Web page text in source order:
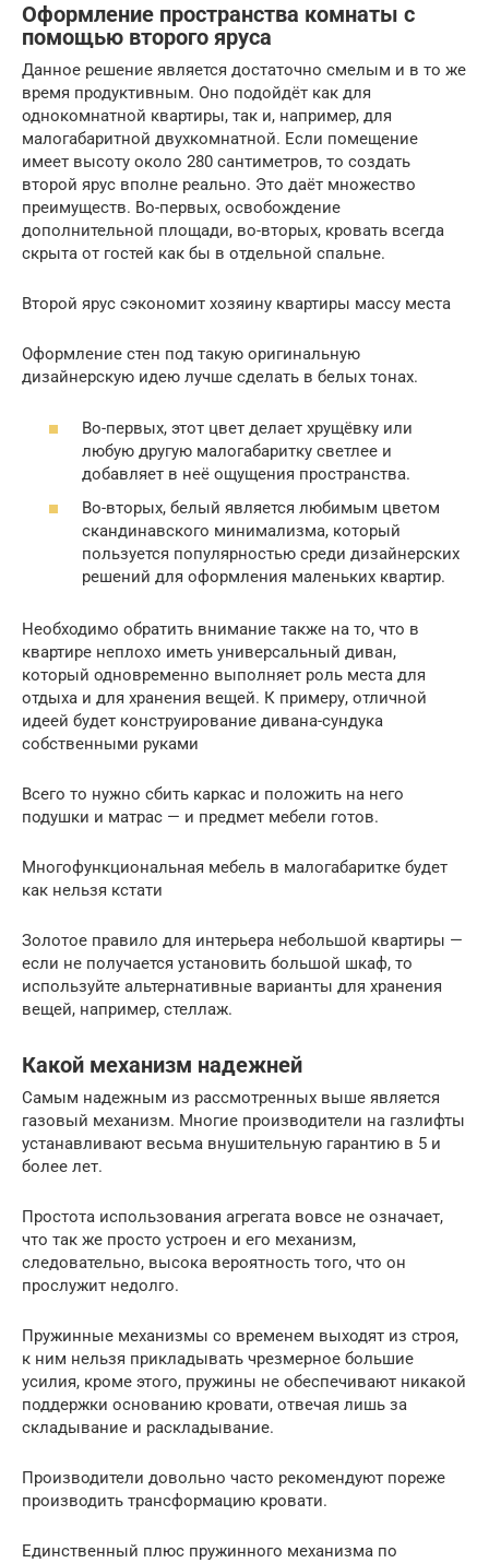
Оформление пространства комнаты с
помощью второго яруса
Данное решение является достаточно смелым и в то же
время продуктивным. Оно подойдёт как для
однокомнатной квартиры, так и, например, для
малогабаритной двухкомнатной. Если помещение
имеет высоту около 280 сантиметров, то создать
второй ярус вполне реально. Это даёт множество
преимуществ. Во-первых, освобождение
дополнительной площади, во-вторых, кровать всегда
скрыта от гостей как бы в отдельной спальне.
Второй ярус сэкономит хозяину квартиры массу места
Оформление стен под такую оригинальную
дизайнерскую идею лучше сделать в белых тонах.
Во-первых, этот цвет делает хрущёвку или
любую другую малогабаритку светлее и
добавляет в неё ощущения пространства.
Во-вторых, белый является любимым цветом
скандинавского минимализма, который
пользуется популярностью среди дизайнерских
решений для оформления маленьких квартир.
Необходимо обратить внимание также на то, что в
квартире неплохо иметь универсальный диван,
который одновременно выполняет роль места для
отдыха и для хранения вещей. К примеру, отличной
идеей будет конструирование дивана-сундука
собственными руками
Всего то нужно сбить каркас и положить на него
подушки и матрас — и предмет мебели готов.
Многофункциональная мебель в малогабаритке будет
как нельзя кстати
Золотое правило для интерьера небольшой квартиры —
если не получается установить большой шкаф, то
используйте альтернативные варианты для хранения
вещей, например, стеллаж.
Какой механизм надежней
Самым надежным из рассмотренных выше является
газовый механизм. Многие производители на газлифты
устанавливают весьма внушительную гарантию в 5 и
более лет.
Простота использования агрегата вовсе не означает,
что так же просто устроен и его механизм,
следовательно, высока вероятность того, что он
прослужит недолго.
Пружинные механизмы со временем выходят из строя,
к ним нельзя прикладывать чрезмерное большие
усилия, кроме этого, пружины не обеспечивают никакой
поддержки основанию кровати, отвечая лишь за
складывание и раскладывание.
Производители довольно часто рекомендуют пореже
производить трансформацию кровати.
Единственный плюс пружинного механизма по